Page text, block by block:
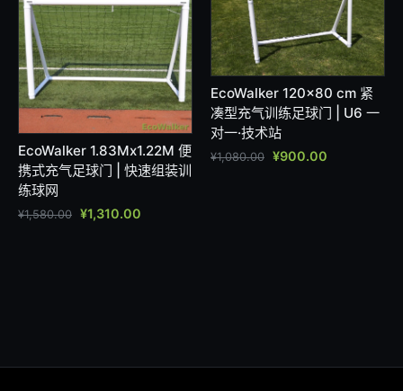
EcoWalker 1.83Mx1.22M 便
携式充气足球门 | 快速组装训
练球网
¥1,580.00 ¥1,310.00
EcoWalker 120×80 cm 紧
凑型充气训练足球门 | U6 一
对一·技术站
¥1,080.00 ¥900.00